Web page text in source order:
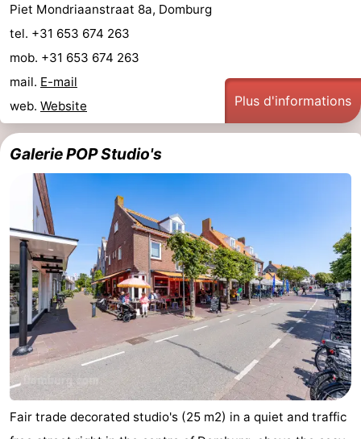
Nature
Mantelingen
-
Zoutelande
-
Walcherse
Dishoek
Vlissingen
Middelburg
Zeeuws-
Vlaanderen
-
Nieuwvliet
-
Sluis
-
Cadzand
-
Nature
Météo
Piet Mondriaanstraat 8a, Domburg
tel. +31 653 674 263
mob. +31 653 674 263
mail. E-mail
web. Website Plus d'informations
Galerie POP Studio's
Fair trade decorated studio's (25 m2) in a quiet and traffic